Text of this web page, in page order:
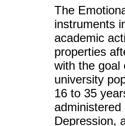
The
instruments
academic
properties
with the goal
university
16 to 35
Depression,